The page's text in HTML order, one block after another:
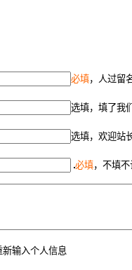
必填，人过留
选填，填了我
选填，欢迎站
必填，不填
输入个人信息